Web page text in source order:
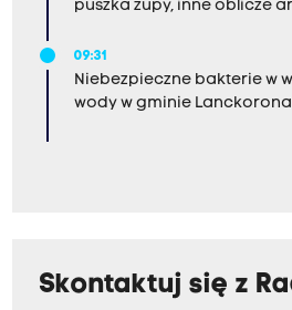
puszka zupy, inne oblicze
09:31
Niebezpieczne bakterie w
wody w gminie
Skontaktuj się z